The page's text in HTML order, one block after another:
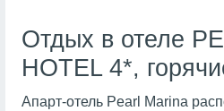
Отдых в отеле
HOTEL 4*,
Апарт-отель Pearl Marina